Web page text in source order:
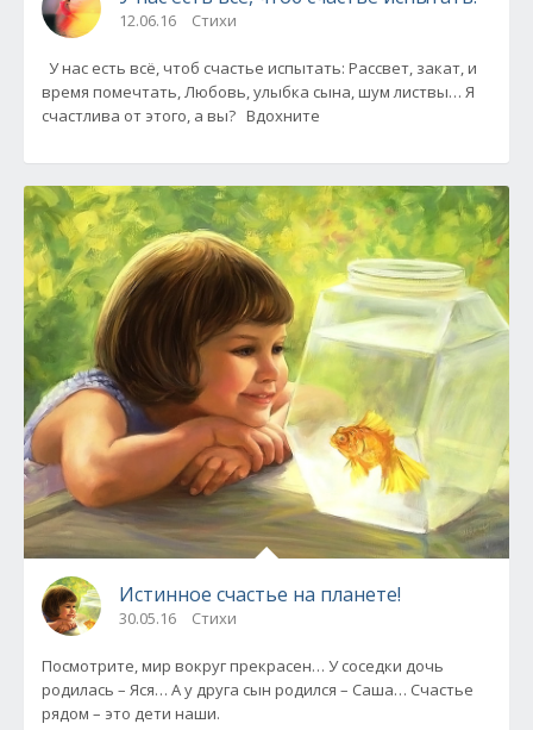
12.06.16 Стихи
У нас есть всё, чтоб счастье испытать: Рассвет, закат, и
время помечтать, Любовь, улыбка сына, шум листвы… Я
счастлива от этого, а вы? Вдохните
Истинное счастье на планете!
30.05.16 Стихи
Посмотрите, мир вокруг прекрасен… У соседки дочь
родилась – Яся… А у друга сын родился – Саша… Счастье
рядом – это дети наши.